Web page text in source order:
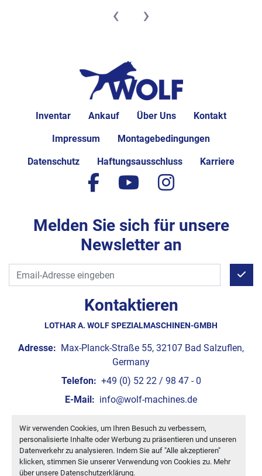
Wir verwenden Cookies, um Ihren Besuch zu verbessern,
personalisierte Inhalte oder Werbung zu präsentieren und unseren
Datenverkehr zu analysieren. Indem Sie auf "Alle akzeptieren"
klicken, stimmen Sie unserer Verwendung von Cookies zu. Mehr
über unsere Datenschutzerklärung.
‹ ›
Inventar Ankauf Über Uns Kontakt
Impressum Montagebedingungen
Datenschutz Haftungsausschluss Karriere
Kontaktieren
LOTHAR A. WOLF SPEZIALMASCHINEN-GMBH
Adresse: Max-Planck-Straße 55, 32107 Bad Salzuflen,
Germany
Telefon: +49 (0) 52 22 / 98 47 - 0
E-Mail: info@wolf-machines.de
Cookie-Einstellungen
Machinio System-Website vonMachinio
facebook
youtubeinstagram
Melden Sie sich für unsere
Newsletter an